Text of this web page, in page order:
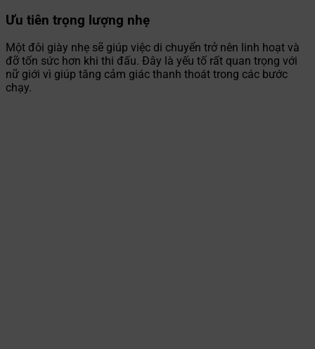
Ưu tiên trọng lượng nhẹ
Một đôi giày nhẹ sẽ giúp việc di chuyển trở nên linh hoạt và
đỡ tốn sức hơn khi thi đấu. Đây là yếu tố rất quan trọng với
nữ giới vì giúp tăng cảm giác thanh thoát trong các bước
chạy.